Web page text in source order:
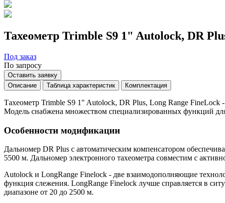
Тахеометр Trimble S9 1" Autolock, DR
Под заказ
По запросу
Оставить заявку
Описание
Таблица характеристик Комплектация
Тахеометр Trimble S9 1" Autolock, DR Plus, Long Range
Модель снабжена множеством специализированных функций
Особенности модификации
Дальномер DR Plus с автоматическим компенсатором
5500 м. Дальномер электронного тахеометра совместим с
Autolock и LongRange Finelock - две взаимодополняющие
функция слежения. LongRange Finelock лучше справляется в
диапазоне от 20 до 2500 м.